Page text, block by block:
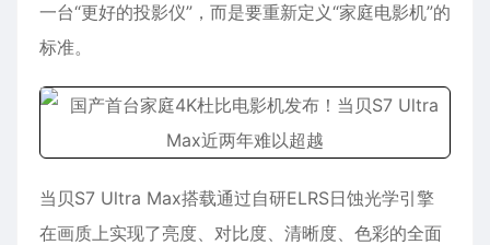
一台“更好的投影仪”，而是要重新定义“家庭电影机”的
标准。
当贝S7 Ultra Max搭载通过自研ELRS日蚀光学引擎
在画质上实现了亮度、对比度、清晰度、色彩的全面